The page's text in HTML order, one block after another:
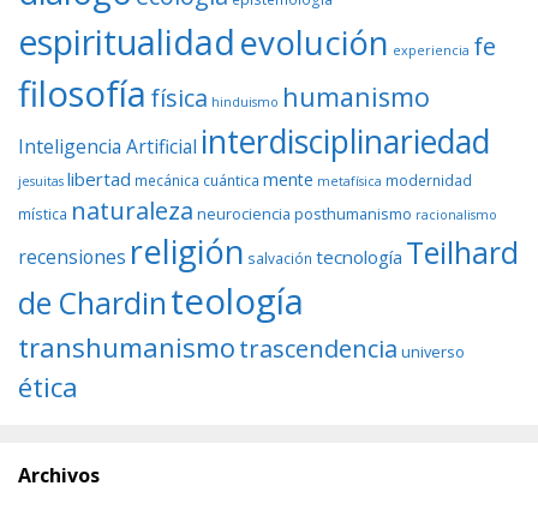
espiritualidadevolución experiencia fe
filosofía física hinduismo humanismo
Inteligencia Artificial interdisciplinariedad
jesuitas libertad mecánica cuántica mente metafísica modernidad
mística naturaleza neurociencia posthumanismo racionalismo
recensiones religión salvación tecnología Teilhard
de Chardinteología
transhumanismotrascendencia universo
ética
Archivos